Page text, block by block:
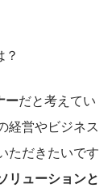
ーだと考えてい
経営やビジネス
ただきたいです
リューションと